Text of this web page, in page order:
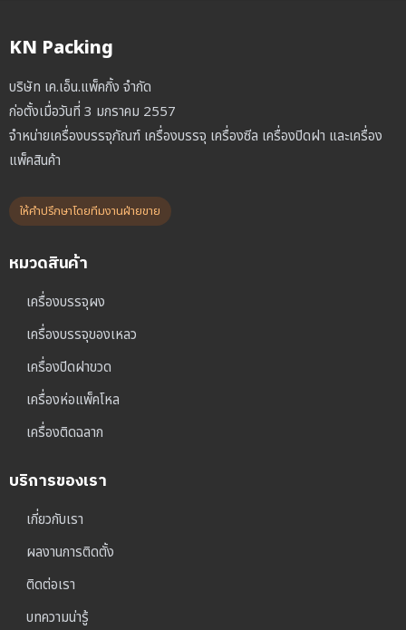
KN Packing
บริษัท เค.เอ็น.แพ็คกิ้ง จำกัด
ก่อตั้งเมื่อวันที่ 3 มกราคม 2557
จำหน่ายเครื่องบรรจุภัณฑ์ เครื่องบรรจุ เครื่องซีล เครื่องปิดฝา และเครื่อง
แพ็คสินค้า
ให้คำปรึกษาโดยทีมงานฝ่ายขาย
หมวดสินค้า
เครื่องบรรจุผง
เครื่องบรรจุของเหลว
เครื่องปิดฝาขวด
เครื่องห่อแพ็คโหล
เครื่องติดฉลาก
บริการของเรา
เกี่ยวกับเรา
ผลงานการติดตั้ง
ติดต่อเรา
บทความน่ารู้